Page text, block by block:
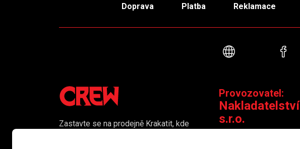
Doprava Platba Reklamace
Webové
Zastavte se na prodejně Krakatit, kde
Provozovatel:
Nakladatelství
s.r.o.